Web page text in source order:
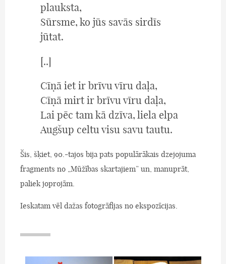
plauksta,
Sūrsme, ko jūs savās sirdīs
jūtat.
[..]
Cīņā iet ir brīvu vīru daļa,
Cīņā mirt ir brīvu vīru daļa,
Lai pēc tam kā dzīva, liela elpa
Augšup celtu visu savu tautu.
Šis, šķiet, 90.-tajos bija pats populārākais dzejojuma
fragments no „Mūžības skartajiem” un, manuprāt,
paliek joprojām.
Ieskatam vēl dažas fotogrāfijas no ekspozīcijas.